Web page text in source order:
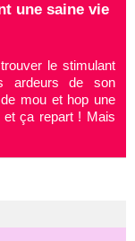
une saine vie
le stimulant
ardeurs de son
mou et hop une
et ça repart ! Mais